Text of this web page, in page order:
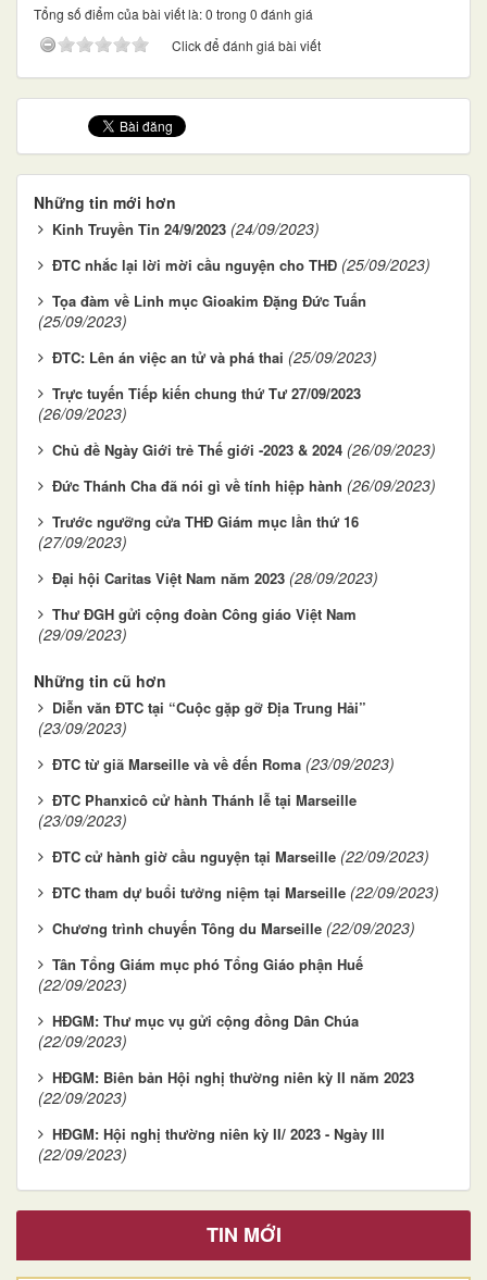
Tổng số điểm của bài viết là: 0 trong 0 đánh giá
Click để đánh giá bài viết
Những tin mới hơn
Kinh Truyền Tin 24/9/2023 (24/09/2023)
ĐTC nhắc lại lời mời cầu nguyện cho THĐ (25/09/2023)
Tọa đàm về Linh mục Gioakim Đặng Đức Tuấn
(25/09/2023)
ĐTC: Lên án việc an tử và phá thai (25/09/2023)
Trực tuyến Tiếp kiến chung thứ Tư 27/09/2023
(26/09/2023)
Chủ đề Ngày Giới trẻ Thế giới -2023 & 2024 (26/09/2023)
Đức Thánh Cha đã nói gì về tính hiệp hành (26/09/2023)
Trước ngưỡng cửa THĐ Giám mục lần thứ 16
(27/09/2023)
Đại hội Caritas Việt Nam năm 2023 (28/09/2023)
Thư ĐGH gửi cộng đoàn Công giáo Việt Nam
(29/09/2023)
Những tin cũ hơn
Diễn văn ĐTC tại “Cuộc gặp gỡ Địa Trung Hải”
(23/09/2023)
ĐTC từ giã Marseille và về đến Roma (23/09/2023)
ĐTC Phanxicô cử hành Thánh lễ tại Marseille
(23/09/2023)
ĐTC cử hành giờ cầu nguyện tại Marseille (22/09/2023)
ĐTC tham dự buổi tưởng niệm tại Marseille (22/09/2023)
Chương trình chuyến Tông du Marseille (22/09/2023)
Tân Tổng Giám mục phó Tổng Giáo phận Huế
(22/09/2023)
HĐGM: Thư mục vụ gửi cộng đồng Dân Chúa
(22/09/2023)
HĐGM: Biên bản Hội nghị thường niên kỳ II năm 2023
(22/09/2023)
HĐGM: Hội nghị thường niên kỳ II/ 2023 - Ngày III
(22/09/2023)
TIN MỚI